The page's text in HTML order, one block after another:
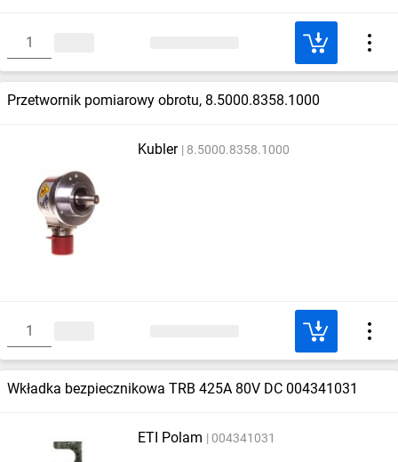
Przetwornik pomiarowy obrotu, 8.5000.8358.1000
Kubler 8.5000.8358.1000
Wkładka bezpiecznikowa TRB 425A 80V DC 004341031
ETI Polam 004341031